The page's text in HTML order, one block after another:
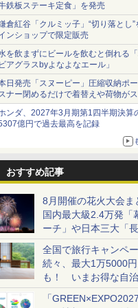
鉄板ステーキ定食」を発売
倉紅谷「クルミッ子」“切り落とし”
ンショップで限定販売
を飲まずにビールを飲むと倒れる「
アグラスbyよなよなエール」
日発売「スヌーピー」圧縮収納ポ
ナー閉めるだけで着替えや荷物が
まる
ンダ、2027年3月期第1四半期決算
億円で過去最高を記録
おすすめ記事
8月開催の花火大会ま
国内最大級2.4万発「
ーチ」や日本三大「長
ど大型イベント目白
全国で旅行キャンペ
続々、最大1万5000
も！ いまお得な自治
め
「